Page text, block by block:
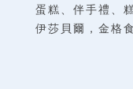
蛋糕、伴手禮、
伊莎貝爾，金格